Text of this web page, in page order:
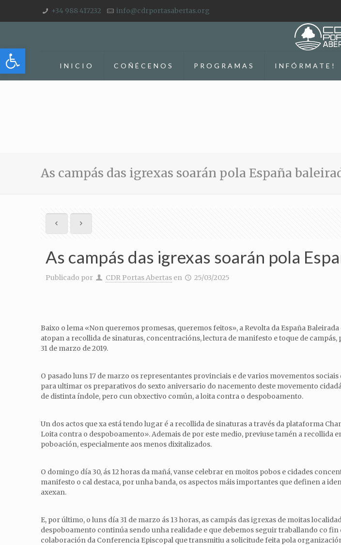
Abrir barra de herramientas
+34 988 417232 info@cdrportasabertas.org
INICIO COÑÉCENOS PROGRAMAS INFÓRMATE!
As campás das igrexas soarán pola España
As campás das igrexas soarán pola
Publicado por CDR Portas Abertas en 25/03/2025
Baixo o lema «Non queremos promesas, queremos feitos», a Revolta da España
atopan a recollida de sinaturas, concentracións, lectura de manifesto e toque de
31 de marzo de 2019.
O pasado luns 17 de marzo os representantes provinciais e de varios movementos
para ultimar os preparativos do sexto aniversario do nacemento deste movemento
de distinta índole, pero cun obxectivo común, a loita contra o despoboamento.
Un dos actos que xa está tendo lugar é a recollida de sinaturas a través da plataforma
Loita contra o despoboamento». Ademais de por este medio, previuse tamén a
poboación, especialmente aos menos dixitalizados.
O domingo día 30, ás 12 horas da mañá, vanse celebrar en moitos pobos e cidades
manifesto o cal destaca, por unha banda, os aspectos máis importantes que definen a
axexan.
E, por último, o luns día 31 de marzo ás 13 horas, as campás das igrexas de moitas
despoboamento continúa sendo unha realidade e que debemos seguir traballando co
colaboración da Conferencia Episcopal que transmitiu a solicitude feita pola